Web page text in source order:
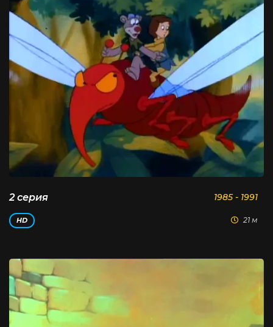
2 серия 1985 - 1991
HD 21 м